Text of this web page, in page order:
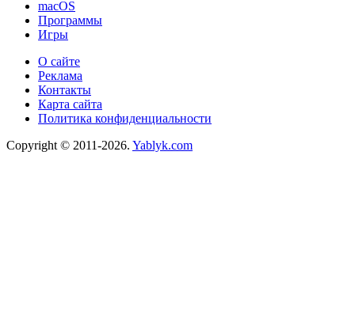
macOS
Программы
Игры
О сайте
Реклама
Контакты
Карта сайта
Политика конфиденциальности
Copyright © 2011-2026. Yablyk.сom